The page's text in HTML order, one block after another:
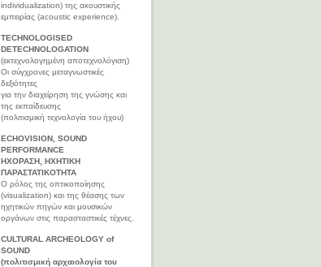
individualization) της ακουστικής
εμπειρίας (acoustic experience).
TECHNOLOGISED
DETECHNOLOGATION
(εκτεχνολογημένη αποτεχνολόγιση)
Οι σύγχρονες μεταγνωστικές
δεξιότητες
για την διαχείρηση της γνώσης και
της εκπαίδευσης
(πολιτισμική τεχνολογία του ήχου)
ECHOVISION, SOUND
PERFORMANCE
ΗΧΟΡΑΣΗ, ΗΧΗΤΙΚΗ
ΠΑΡΑΣΤΑΤΙΚΟΤΗΤΑ
Ο ρόλος της οπτικοποίησης
(visualization) και της θέασης των
ηχητικών πηγών και μουσικών
οργάνων στις παρασταστικές τέχνες.
CULTURAL ARCHEOLOGY of
SOUND
(πολιτισμική αρχαιολογία του